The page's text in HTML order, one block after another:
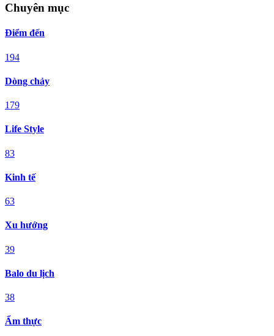
Chuyên mục
Điểm đến
194
Dòng chảy
179
Life Style
83
Kinh tế
63
Xu hướng
39
Balo du lịch
38
Ẩm thực